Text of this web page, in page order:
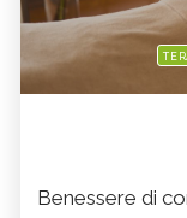
Benessere di